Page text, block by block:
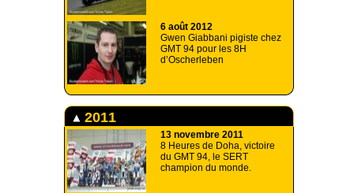
6 août 2012
Gwen Giabbani pigiste chez
GMT 94 pour les 8H
d’Oscherleben
2011
13 novembre 2011
8 Heures de Doha, victoire
du GMT 94, le SERT
champion du monde.